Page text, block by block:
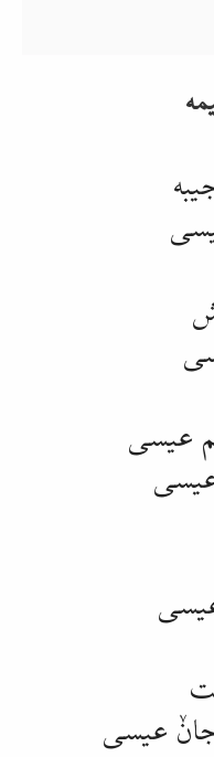
عیسی
عیسی